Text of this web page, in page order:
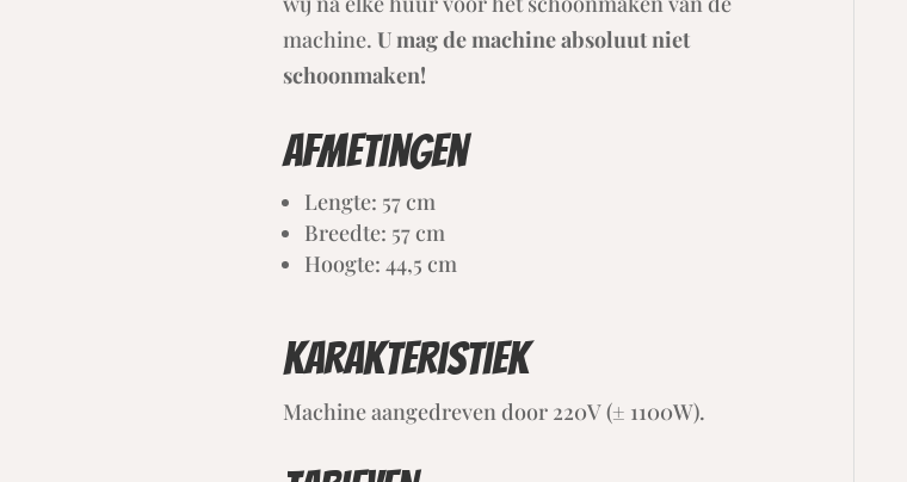
machine.U mag de machine absoluut niet
schoonmaken!
Afmetingen
Lengte: 57 cm
Breedte: 57 cm
Hoogte: 44,5 cm
Karakteristiek
Machine aangedreven door 220V (± 1100W).